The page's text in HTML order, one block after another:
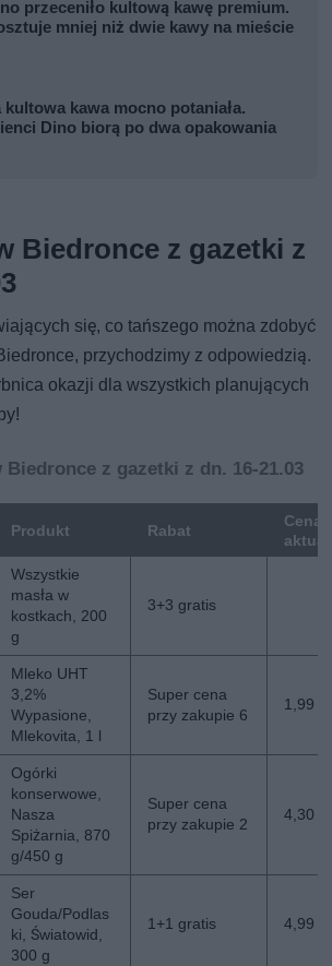
przeceniło kultową kawę premium.
mniej niż dwie kawy na mieście
kultowa kawa mocno potaniała.
Dino biorą po dwa opakowania
Biedronce z gazetki z
się, co tańszego można zdobyć
przychodzimy z odpowiedzią.
okazji dla wszystkich planujących
z gazetki z dn. 16-21.03
Produkt Rabat
Cena
Wszystkie
masła w
kostkach, 200
g
3+3 gratis
Mleko UHT
3,2%
Wypasione,
Mlekovita, 1 l
Super cena
przy zakupie 6
1,99
Ogórki
konserwowe,
Nasza
Spiżarnia, 870
g/450 g
Super cena
przy zakupie 2
4,30
Ser
Gouda/Podlas
ki, Światowid,
300 g
1+1 gratis 4,99